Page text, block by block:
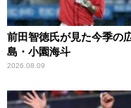
前田智徳氏が見た今季の
島・小園海斗
2026.08.09